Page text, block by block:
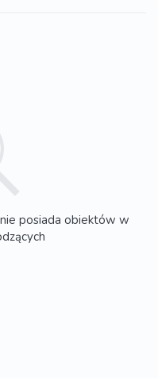
posiada obiektów w